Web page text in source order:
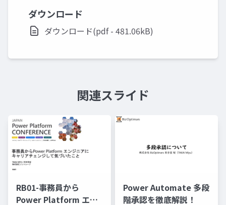
ダウンロード
ダウンロード(pdf - 481.06kB)
関連スライド
RB01-事務員から
Power Platform エン
Power Automate 多段
階承認を徹底解説！